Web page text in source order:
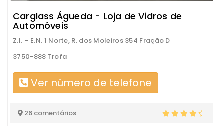
Carglass Águeda - Loja de Vidros de
Automóveis
Z.I. – E.N. 1 Norte, R. dos Moleiros 354 Fração D
3750-888 Trofa
Ver número de telefone
26 comentários